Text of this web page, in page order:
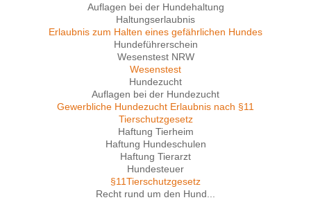
Auflagen bei der Hundehaltung
Haltungserlaubnis
Erlaubnis zum Halten eines gefährlichen Hundes
Hundeführerschein
Wesenstest NRW
Wesenstest
Hundezucht
Auflagen bei der Hundezucht
Gewerbliche Hundezucht Erlaubnis nach §11
Tierschutzgesetz
Haftung Tierheim
Haftung Hundeschulen
Haftung Tierarzt
Hundesteuer
§11Tierschutzgesetz
Recht rund um den Hund...